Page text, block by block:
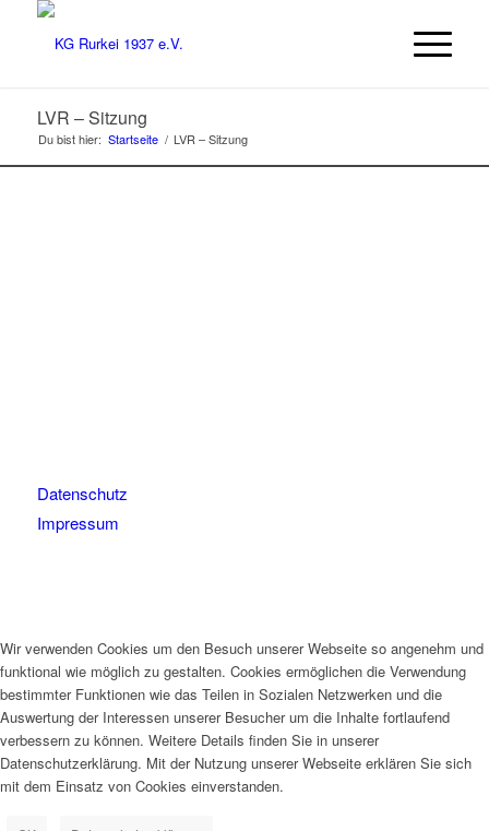
LVR – Sitzung
Du bist hier: Startseite / LVR – Sitzung
Datenschutz
Impressum
Wir verwenden Cookies um den Besuch unserer Webseite so angenehm und
funktional wie möglich zu gestalten. Cookies ermöglichen die Verwendung
bestimmter Funktionen wie das Teilen in Sozialen Netzwerken und die
Auswertung der Interessen unserer Besucher um die Inhalte fortlaufend
verbessern zu können. Weitere Details finden Sie in unserer
Datenschutzerklärung. Mit der Nutzung unserer Webseite erklären Sie sich
mit dem Einsatz von Cookies einverstanden.